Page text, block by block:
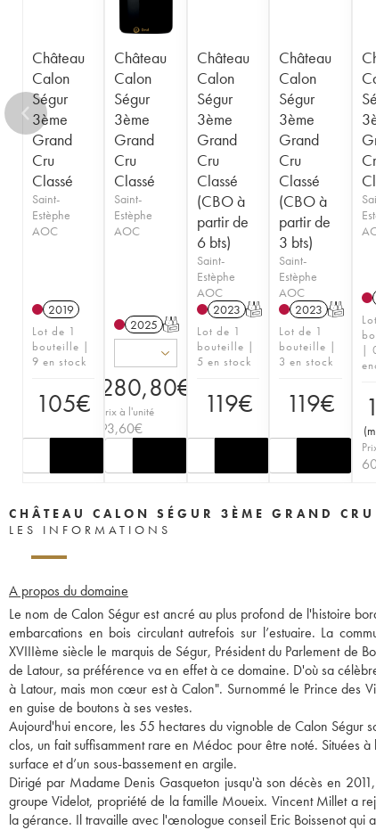
Château
Calon
Ségur
3ème
Grand
Cru
Classé
Saint-
Estèphe
AOC
2019
Lot de 1
bouteille |
9 en stock
105€
Château
Calon
Ségur
3ème
Grand
Cru
Classé
Saint-
Estèphe
AOC
2025 T
280,80€
Prix à l'unité
93,60€
Château
Calon
Ségur
3ème
Grand
Cru
Classé
(CBO à
partir de
6 bts)
Saint-
Estèphe
AOC
2023 T
Lot de 1
bouteille |
5 en stock
119€
Château
Calon
Ségur
3ème
Grand
Cru
Classé
(CBO à
partir de
3 bts)
Saint-
Estèphe
AOC
2023 T
Lot de 1
bouteille |
3 en stock
119€
|
(
CHÂTEAU CALON SÉGUR 3ÈME GRAND CRU
LES INFORMATIONS
A propos du domaine
Le nom de Calon Ségur est ancré au plus profond de l'histoire
embarcations en bois circulant autrefois sur l’estuaire. La
XVIIIème siècle le marquis de Ségur, Président du Parlement de
de Latour, sa préférence va en effet à ce domaine. D'où sa
à Latour, mais mon cœur est à Calon". Surnommé le Prince des
en guise de boutons à ses vestes.
Aujourd'hui encore, les 55 hectares du vignoble de Calon Ségur
clos, un fait suffisamment rare en Médoc pour être noté. Situées
surface et d’un sous-bassement en argile.
Dirigé par Madame Denis Gasqueton jusqu'à son décès en
groupe Videlot, propriété de la famille Moueix. Vincent Millet a
la gérance. Il travaille avec l'œnologue conseil Eric Boissenot qui